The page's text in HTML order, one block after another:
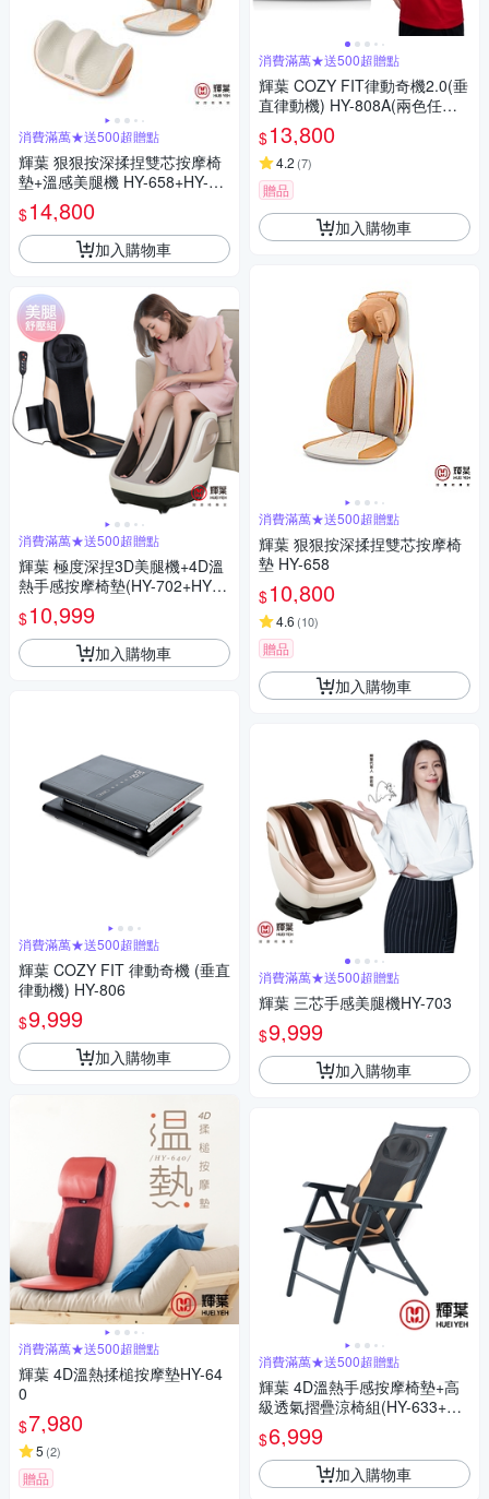
消費滿萬★送500超贈點
輝葉 狠狠按深揉捏雙芯按摩椅
墊+溫感美腿機 HY-658+HY-75
$14,800
加入購物車
消費滿萬★送500超贈點
輝葉 極度深捏3D美腿機+4D溫
熱手感按摩椅墊(HY-702+HY-6
33)
$10,999
加入購物車
消費滿萬★送500超贈點
輝葉 COZY FIT 律動奇機 (垂直
律動機) HY-806
$9,999
加入購物車
消費滿萬★送500超贈點
輝葉 4D溫熱揉槌按摩墊HY-64
0
$7,980
5 (2)
贈品
消費滿萬★送500超贈點
輝葉 COZY FIT律動奇機2.0(垂
直律動機) HY-808A(兩色任選)
重力黑/引力白
$13,800
4.2 (7)
贈品
加入購物車
消費滿萬★送500超贈點
輝葉 狠狠按深揉捏雙芯按摩椅
墊 HY-658
$10,800
4.6 (10)
贈品
加入購物車
消費滿萬★送500超贈點
輝葉 三芯手感美腿機HY-703
$9,999
加入購物車
消費滿萬★送500超贈點
輝葉 4D溫熱手感按摩椅墊+高
級透氣摺疊涼椅組(HY-633+HY
-CR01)
$6,999
加入購物車